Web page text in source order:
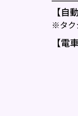
【自
※タク
【